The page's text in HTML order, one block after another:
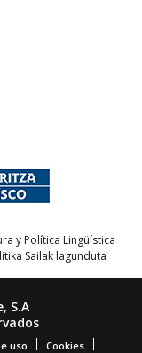
y Política Lingüística
Sailak lagunduta
S.A
uso Cookies